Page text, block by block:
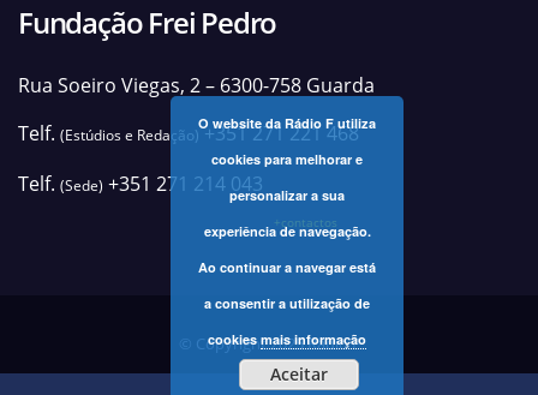
Fundação Frei Pedro
Rua Soeiro Viegas, 2 – 6300-758 Guarda
Telf. (Estúdios e Redação)+351 271 221 468
Telf. (Sede) +351 271 214 043
+contactos
© Copyright 2025 Rádio F
O website da Rádio F utiliza
cookies para melhorar e
personalizar a sua
experiência de navegação.
Ao continuar a navegar está
a consentir a utilização de
cookiesmais informação
Aceitar